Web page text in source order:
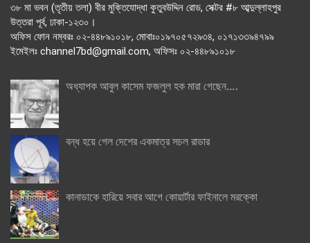
৩৮ মা ভবন (তৃতীয় তলা) বীর মুক্তিযোদ্ধা কুতুবউদ্দিন রোড, সেক্টর #৮ আব্দুল্লাহপুর
উত্তরা পূর্ব, ঢাকা-১২৩০।
অফিস ফোন নম্বরঃ ০২-৪৪৮৯১০১৮, মোবাঃ০১৯৭০৫৭২৯৩৪, ০১৭১৩৩৯৪৭৯৯
ইমেইলঃ channel7bd@gmail.com, অফিসঃ ০২-৪৪৮৯১০১৮
অধ্যাপক আবুল কাসেম ফজলুল হক মারা গেছেন….
বন্ধ হয়ে গেল দেশের একমাত্র সচল রাডার
কানাডাকে হারিয়ে সবার আগে কোয়ার্টার ফাইনালে মরক্কো